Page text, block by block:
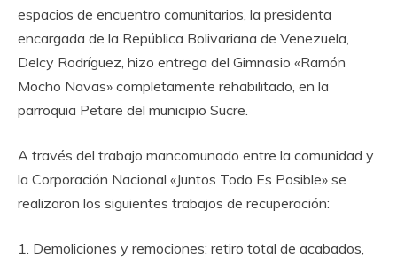
espacios de encuentro comunitarios, la presidenta
encargada de la República Bolivariana de Venezuela,
Delcy Rodríguez, hizo entrega del Gimnasio «Ramón
Mocho Navas» completamente rehabilitado, en la
parroquia Petare del municipio Sucre.
A través del trabajo mancomunado entre la comunidad y
la Corporación Nacional «Juntos Todo Es Posible» se
realizaron los siguientes trabajos de recuperación:
1. Demoliciones y remociones: retiro total de acabados,